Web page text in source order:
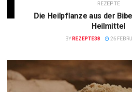
REZEPTE
Die Heilpflanze aus der
Heilmittel
BY REZEPTE38 26